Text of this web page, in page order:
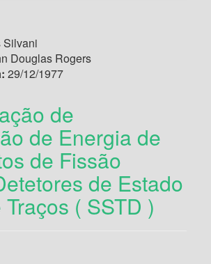
Silvani
Douglas Rogers
29/12/1977
de
de Energia de
de Fissão
de Estado
( SSTD )